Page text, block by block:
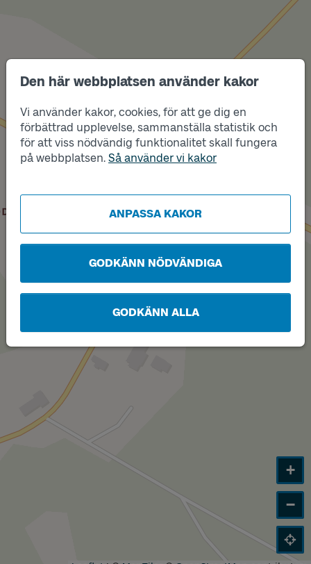
Den här webbplatsen använder kakor
Vi använder kakor, cookies, för att ge dig en
förbättrad upplevelse, sammanställa statistik och
för att viss nödvändig funktionalitet skall fungera
på webbplatsen. Så använder vi kakor
ANPASSA KAKOR
GODKÄNN NÖDVÄNDIGA
GODKÄNN ALLA
Läge
A
Läge
B
Läge
C
+
−